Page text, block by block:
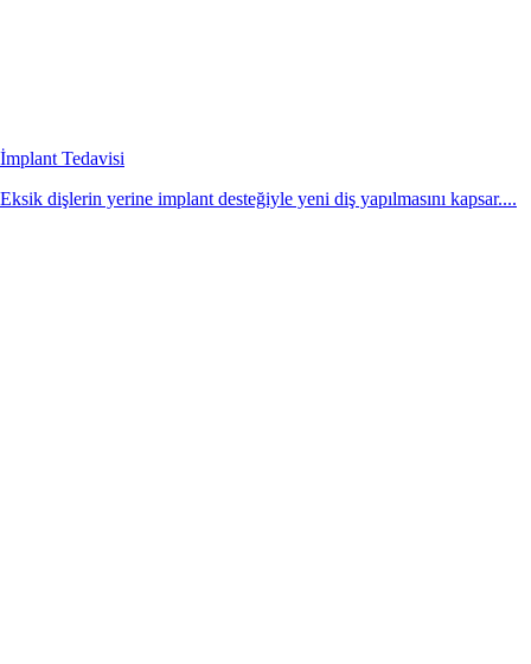
İmplant Tedavisi
Eksik dişlerin yerine implant desteğiyle yeni diş yapılmasını kapsar....